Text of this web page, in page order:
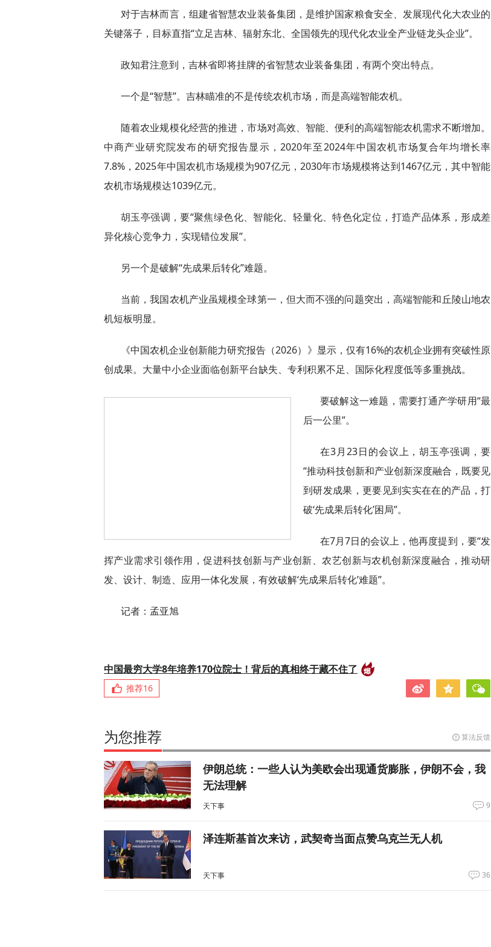
对于吉林而言，组建省智慧农业装备集团，是维护国家粮食安全、发展现代化大农业的
关键落子，目标直指“立足吉林、辐射东北、全国领先的现代化农业全产业链龙头企业”。
政知君注意到，吉林省即将挂牌的省智慧农业装备集团，有两个突出特点。
一个是“智慧”。吉林瞄准的不是传统农机市场，而是高端智能农机。
随着农业规模化经营的推进，市场对高效、智能、便利的高端智能农机需求不断增加。
中商产业研究院发布的研究报告显示，2020年至2024年中国农机市场复合年均增长率
7.8%，2025年中国农机市场规模为907亿元，2030年市场规模将达到1467亿元，其中智能
农机市场规模达1039亿元。
胡玉亭强调，要“聚焦绿色化、智能化、轻量化、特色化定位，打造产品体系，形成差
异化核心竞争力，实现错位发展”。
另一个是破解“先成果后转化”难题。
当前，我国农机产业虽规模全球第一，但大而不强的问题突出，高端智能和丘陵山地农
机短板明显。
《中国农机企业创新能力研究报告（2026）》显示，仅有16%的农机企业拥有突破性原
创成果。大量中小企业面临创新平台缺失、专利积累不足、国际化程度低等多重挑战。
要破解这一难题，需要打通产学研用“最
后一公里”。
在3月23日的会议上，胡玉亭强调，要
“推动科技创新和产业创新深度融合，既要见
到研发成果，更要见到实实在在的产品，打
破‘先成果后转化’困局”。
在7月7日的会议上，他再度提到，要“发
挥产业需求引领作用，促进科技创新与产业创新、农艺创新与农机创新深度融合，推动研
发、设计、制造、应用一体化发展，有效破解‘先成果后转化’难题”。
记者：孟亚旭
中国最穷大学8年培养170位院士！背后的真相终于藏不住了
推荐16
为您推荐 算法反馈
伊朗总统：一些人认为美欧会出现通货膨胀，伊朗不会，我
无法理解
天下事 9
泽连斯基首次来访，武契奇当面点赞乌克兰无人机
天下事 36